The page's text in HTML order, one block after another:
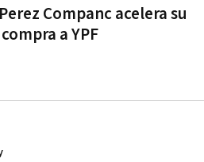
Companc acelera su
a YPF